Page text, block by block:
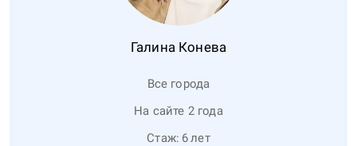
Галина Конева
Все города
На сайте 2 года
Стаж: 6лет